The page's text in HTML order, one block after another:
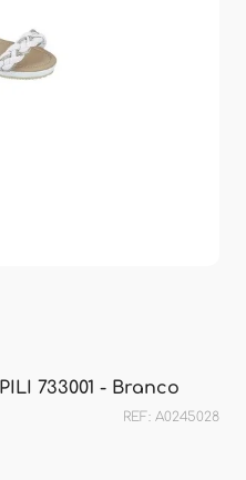
733001 - Branco
REF: A0245028